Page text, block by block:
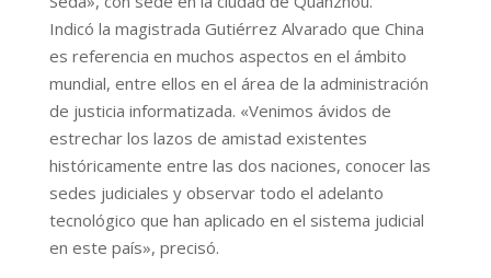
Indicó la magistrada Gutiérrez Alvarado que China
es referencia en muchos aspectos en el ámbito
mundial, entre ellos en el área de la administración
de justicia informatizada. «Venimos ávidos de
estrechar los lazos de amistad existentes
históricamente entre las dos naciones, conocer las
sedes judiciales y observar todo el adelanto
tecnológico que han aplicado en el sistema judicial
en este país», precisó.